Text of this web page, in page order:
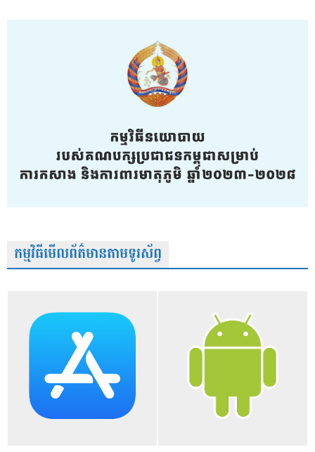
កម្មវិធីមើលព័ត៌មានតាមទូរស័ព្វ